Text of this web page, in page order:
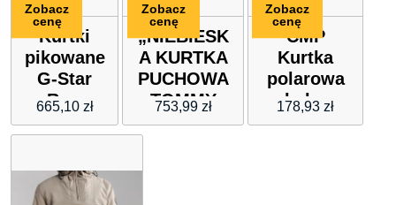
Kurtki
pikowane
G-Star
Raw
Meefic sqr
665,10 zł
Zobacz
cenę
„NIEBIESK
A KURTKA
PUCHOWA
TOMMY
HILFIGER
753,99 zł
Zobacz
cenę
CMP
Kurtka
polarowa
w kolorze
czerwonym
178,93 zł
Zobacz
cenę